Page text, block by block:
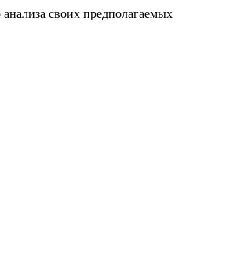
своих предполагаемых